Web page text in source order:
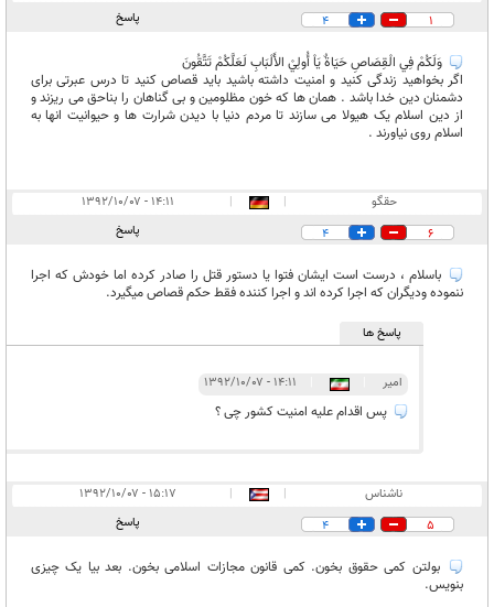
1
4 پاسخ
وَلَكُمْ فِي الْقِصَاصِ حَيَاةٌ يَاْ أُولِيْ الأَلْبَابِ لَعَلَّكُمْ تَتَّقُونَ
اگر بخواهید زندگی کنید و امنیت داشته باشید باید قصاص کنید تا درس عبرتی برای
دشمنان دین خدا باشد . همان ها که خون مظلومین و بی گناهان را بناحق می ریزند و
از دین اسلام یک هیولا می سازند تا مردم دنیا با دیدن شرارت ها و حیوانیت انها به
اسلام روی نیاورند .
حقگو |
|
۱۴:۱۱ - ۱۳۹۲/۱۰/۰۷
6
4 پاسخ
باسلام ، درست است ایشان فتوا یا دستور قتل را صادر کرده اما خودش که اجرا
ننموده ودیگران که اجرا کرده اند و اجرا کننده فقط حکم قصاص میگیرد.
پاسخ ها
امیر ۱۴:۱۱ - ۱۳۹۲/۱۰/۰۷
پس اقدام علیه امنیت کشور چی ؟
ناشناس |
|
۱۵:۱۷ - ۱۳۹۲/۱۰/۰۷
5
4 پاسخ
بولتن کمی حقوق بخون. کمی قانون مجازات اسلامی بخون. بعد بیا یک چیزی
بنویس.